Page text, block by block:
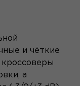
и чёткие
а